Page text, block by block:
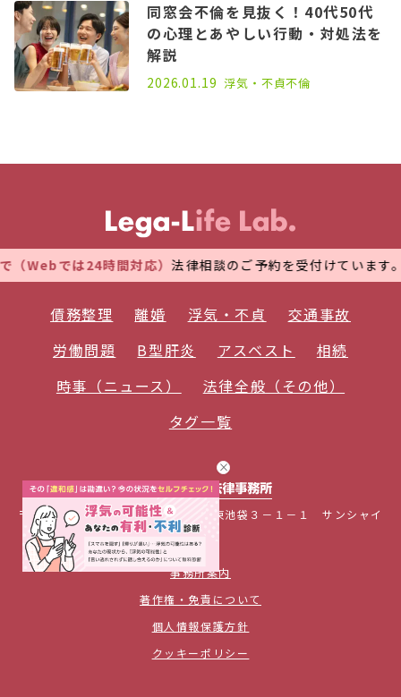
同窓会不倫を見抜く！40代50代
の心理とあやしい行動・対処法を
解説
2026.01.19 浮気・不貞不倫
時間対応）法律相談のご予約を受付けています。 万全な管理
債務整理 離婚 浮気・不貞
交通事故
労働問題
B型肝炎 アスベスト
相続
時事（ニュース）
法律全般（その他）
タグ一覧
〒１７０－６０３３ 東京都豊島区東池袋３－１－１ サンシャイ
ン６０
事務所案内
著作権・免責について
個人情報保護方針
クッキーポリシー